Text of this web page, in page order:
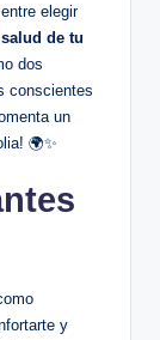
elegir
de tu
dos
conscientes
un
🌍✨
y